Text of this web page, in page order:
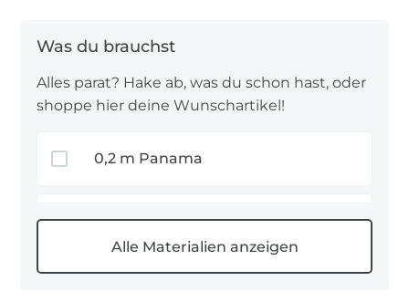
Alles parat? Hake ab, was du schon hast, oder
shoppe hier deine Wunschartikel!
0,2 m Panama
0,2 m Vorhangstoffe